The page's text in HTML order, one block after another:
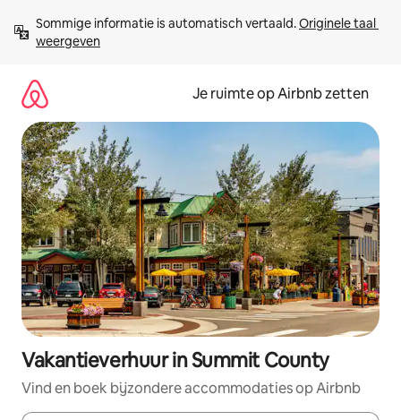
direct
naar
Sommige informatie is automatisch vertaald. Originele taal
weergeven
Je ruimte op Airbnb zetten
Vakantieverhuur in Summit County
Vind en boek bijzondere accommodaties op Airbnb